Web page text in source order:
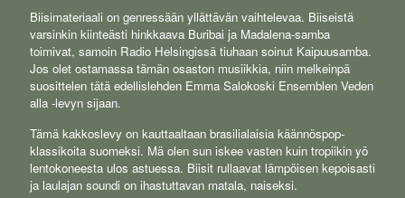
Biisimateriaali on genressään yllättävän vaihtelevaa. Biiseistä
varsinkin kiinteästi hinkkaava Buribai ja Madalena-samba
toimivat, samoin Radio Helsingissä tiuhaan soinut Kaipuusamba.
Jos olet ostamassa tämän osaston musiikkia, niin melkeinpä
suosittelen tätä edellislehden Emma Salokoski Ensemblen Veden
alla -levyn sijaan.
Tämä kakkoslevy on kauttaaltaan brasilialaisia käännöspop-
klassikoita suomeksi. Mä olen sun iskee vasten kuin tropiikin yö
lentokoneesta ulos astuessa. Biisit rullaavat lämpöisen kepoisasti
ja laulajan soundi on ihastuttavan matala, naiseksi.